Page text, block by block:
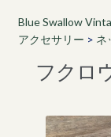
Blue Swallow
アクセサリー > ネ
フクロ